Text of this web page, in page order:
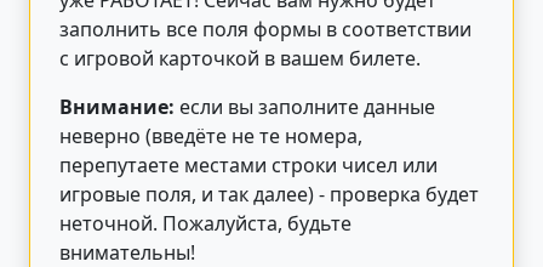
заполнить все поля формы в соответствии
с игровой карточкой в вашем билете.
Внимание: если вы заполните данные
неверно (введёте не те номера,
перепутаете местами строки чисел или
игровые поля, и так далее) - проверка будет
неточной. Пожалуйста, будьте
внимательны!